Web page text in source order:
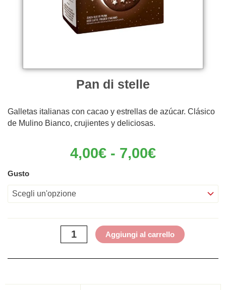
Pan di stelle
Galletas italianas con cacao y estrellas de azúcar. Clásico
de Mulino Bianco, crujientes y deliciosas.
4,00€ - 7,00€di
a
7,00€
Gusto
di
stelle
Aggiungi al carrello